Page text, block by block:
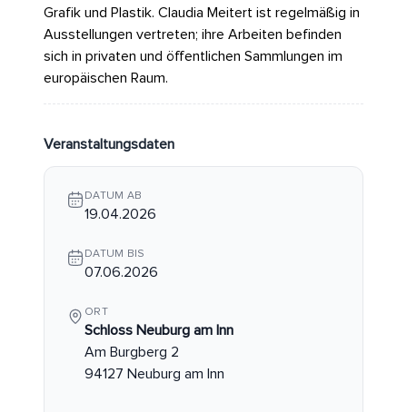
Grafik und Plastik. Claudia Meitert ist regelmäßig in
Ausstellungen vertreten; ihre Arbeiten befinden
sich in privaten und öffentlichen Sammlungen im
europäischen Raum.
Veranstaltungsdaten
DATUM AB
19.04.2026
DATUM BIS
07.06.2026
ORT
Schloss Neuburg am Inn
Am Burgberg 2
94127 Neuburg am Inn